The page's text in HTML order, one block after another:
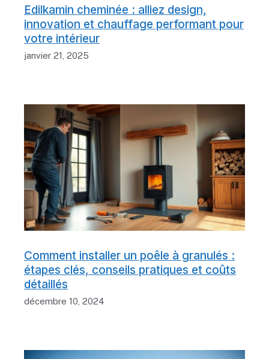
Edilkamin cheminée : alliez design,
innovation et chauffage performant pour
votre intérieur
janvier 21, 2025
Comment installer un poêle à granulés :
étapes clés, conseils pratiques et coûts
détaillés
décembre 10, 2024